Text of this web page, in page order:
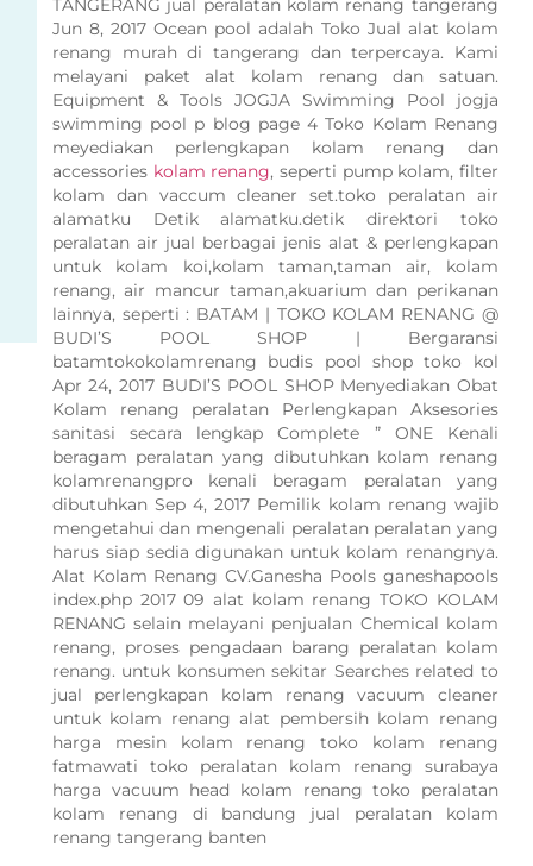
TANGERANG jual peralatan kolam renang tangerang
Jun 8, 2017 Ocean pool adalah Toko Jual alat kolam
renang murah di tangerang dan terpercaya. Kami
melayani paket alat kolam renang dan satuan.
Equipment & Tools JOGJA Swimming Pool jogja
swimming pool p blog page 4 Toko Kolam Renang
meyediakan perlengkapan kolam renang dan
accessories kolam renang, seperti pump kolam, filter
kolam dan vaccum cleaner set.toko peralatan air
alamatku Detik alamatku.detik direktori toko
peralatan air jual berbagai jenis alat & perlengkapan
untuk kolam koi,kolam taman,taman air, kolam
renang, air mancur taman,akuarium dan perikanan
lainnya, seperti : BATAM | TOKO KOLAM RENANG @
BUDI’S POOL SHOP | Bergaransi
batamtokokolamrenang budis pool shop toko kol
Apr 24, 2017 BUDI’S POOL SHOP Menyediakan Obat
Kolam renang peralatan Perlengkapan Aksesories
sanitasi secara lengkap Complete ” ONE Kenali
beragam peralatan yang dibutuhkan kolam renang
kolamrenangpro kenali beragam peralatan yang
dibutuhkan Sep 4, 2017 Pemilik kolam renang wajib
mengetahui dan mengenali peralatan peralatan yang
harus siap sedia digunakan untuk kolam renangnya.
Alat Kolam Renang CV.Ganesha Pools ganeshapools
index.php 2017 09 alat kolam renang TOKO KOLAM
RENANG selain melayani penjualan Chemical kolam
renang, proses pengadaan barang peralatan kolam
renang. untuk konsumen sekitar Searches related to
jual perlengkapan kolam renang vacuum cleaner
untuk kolam renang alat pembersih kolam renang
harga mesin kolam renang toko kolam renang
fatmawati toko peralatan kolam renang surabaya
harga vacuum head kolam renang toko peralatan
kolam renang di bandung jual peralatan kolam
renang tangerang banten